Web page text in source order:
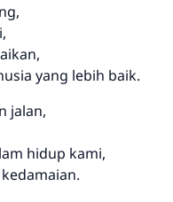
yang lebih baik.
jalan,
hidup kami,